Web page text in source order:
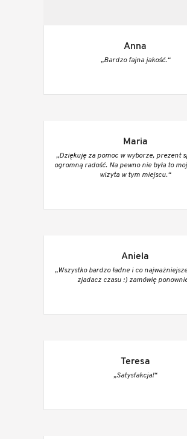
Anna
„Bardzo fajna jakość.“
Maria
„Dziękuję za pomoc w wyborze, prezent
ogromną radość. Na pewno nie była to
wizyta w tym miejscu.“
Aniela
„Wszystko bardzo ładne i co
zjadacz czasu :) zamówię
Teresa
„Satysfakcja!“